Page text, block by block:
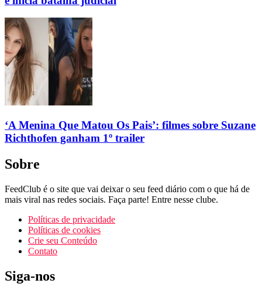
‘A Menina Que Matou Os Pais’: filmes sobre Suzane
Richthofen ganham 1º trailer
Sobre
FeedClub é o site que vai deixar o seu feed diário com o que há de
mais viral nas redes sociais. Faça parte! Entre nesse clube.
Políticas de privacidade
Políticas de cookies
Crie seu Conteúdo
Contato
Siga-nos